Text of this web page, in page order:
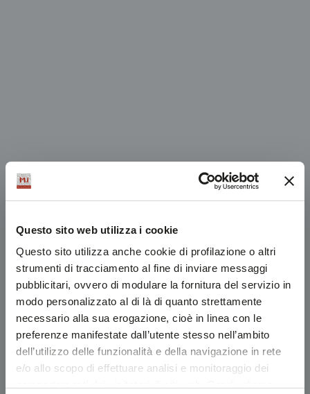
Questo sito web utilizza i cookie
Questo sito utilizza anche cookie di profilazione o altri
strumenti di tracciamento al fine di inviare messaggi
pubblicitari, ovvero di modulare la fornitura del servizio in
modo personalizzato al di là di quanto strettamente
necessario alla sua erogazione, cioè in linea con le
preferenze manifestate dall’utente stesso nell’ambito
dell’utilizzo delle funzionalità e della navigazione in rete
e/o allo scopo di effettuare analisi e monitoraggio dei